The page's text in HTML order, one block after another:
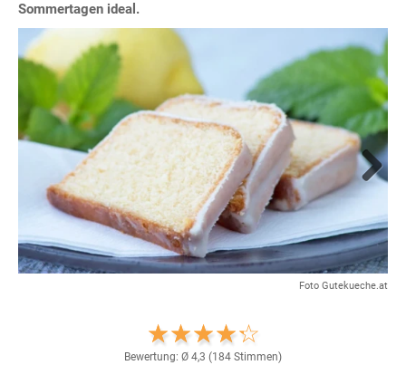
Sommertagen ideal.
Foto Gutekueche.at
Next
Bewertung: Ø 4,3 (184 Stimmen)